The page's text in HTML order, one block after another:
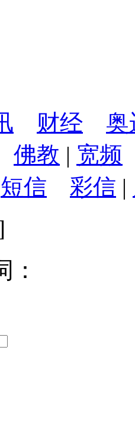
财经
奥
佛教 | 宽频
短信 彩信 |
：